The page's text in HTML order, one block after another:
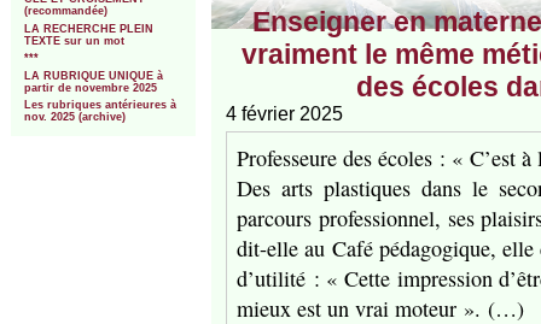
(recommandée)
LA RECHERCHE PLEIN
TEXTE sur un mot
***
LA RUBRIQUE UNIQUE à
partir de novembre 2025
Les rubriques antérieures à
nov. 2025 (archive)
Enseigner en
vraiment le même
des écoles
4 février 2025
Professeure des écoles : « C’est
Des arts plastiques dans le
parcours professionnel, ses
dit-elle au Café pédagogique,
d’utilité : « Cette impression
mieux est un vrai moteur ». (…)